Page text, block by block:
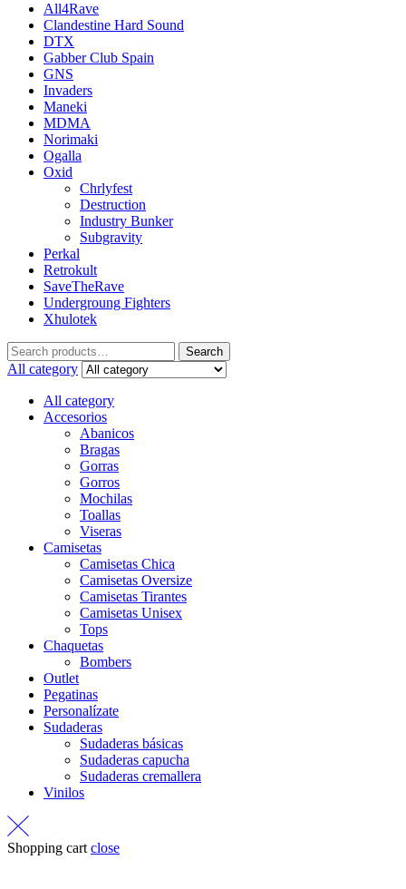
All4Rave
Clandestine Hard Sound
DTX
Gabber Club Spain
GNS
Invaders
Maneki
MDMA
Norimaki
Ogalla
Oxid
Chrlyfest
Destruction
Industry Bunker
Subgravity
Perkal
Retrokult
SaveTheRave
Undergroung Fighters
Xhulotek
Search
All category
All category
Accesorios
Abanicos
Bragas
Gorras
Gorros
Mochilas
Toallas
Viseras
Camisetas
Camisetas Chica
Camisetas Oversize
Camisetas Tirantes
Camisetas Unisex
Tops
Chaquetas
Bombers
Outlet
Pegatinas
Personalízate
Sudaderas
Sudaderas básicas
Sudaderas capucha
Sudaderas cremallera
Vinilos
Shopping cart close